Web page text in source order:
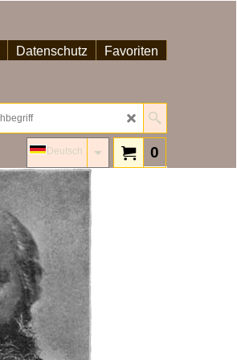
Datenschutz Favoriten
0
Deutsch